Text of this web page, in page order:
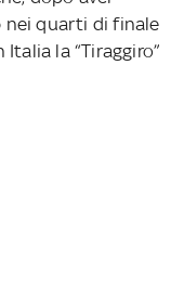
nei quarti di finale
la “Tiraggiro”